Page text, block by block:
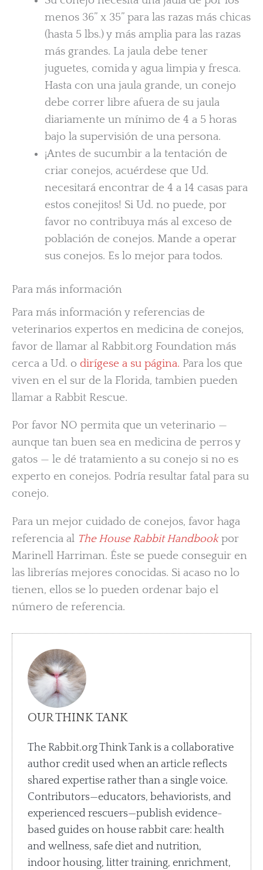
menos 36” x 35” para las razas más chicas
(hasta 5 lbs.) y más amplia para las razas
más grandes. La jaula debe tener
juguetes, comida y agua limpia y fresca.
Hasta con una jaula grande, un conejo
debe correr libre afuera de su jaula
diariamente un mínimo de 4 a 5 horas
bajo la supervisión de una persona.
¡Antes de sucumbir a la tentación de
criar conejos, acuérdese que Ud.
necesitará encontrar de 4 a 14 casas para
estos conejitos! Si Ud. no puede, por
favor no contribuya más al exceso de
población de conejos. Mande a operar
sus conejos. Es lo mejor para todos.
Para más información
Para más información y referencias de
veterinarios expertos en medicina de conejos,
favor de llamar al Rabbit.org Foundation más
cerca a Ud. o dirígese a su página. Para los que
viven en el sur de la Florida, tambien pueden
llamar a Rabbit Rescue.
Por favor NO permita que un veterinario —
aunque tan buen sea en medicina de perros y
gatos — le dé tratamiento a su conejo si no es
experto en conejos. Podría resultar fatal para su
conejo.
Para un mejor cuidado de conejos, favor haga
referencia al The House Rabbit Handbookpor
Marinell Harriman. Éste se puede conseguir en
las librerías mejores conocidas. Si acaso no lo
tienen, ellos se lo pueden ordenar bajo el
número de referencia.
OUR THINK TANK
The Rabbit.org Think Tank is a collaborative
author credit used when an article reflects
shared expertise rather than a single voice.
Contributors—educators, behaviorists, and
experienced rescuers—publish evidence-
based guides on house rabbit care: health
and wellness, safe diet and nutrition,
indoor housing, litter training, enrichment,